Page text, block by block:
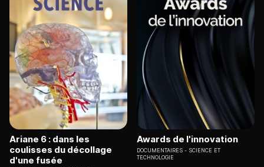
Ariane 6 : dans les
coulisses du décollage
d'une fusée
Awards de l'innovation
DOCUMENTAIRES
SCIENCE ET
TECHNOLOGIE